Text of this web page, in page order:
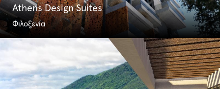
Athens Design Suites
Φιλοξενία